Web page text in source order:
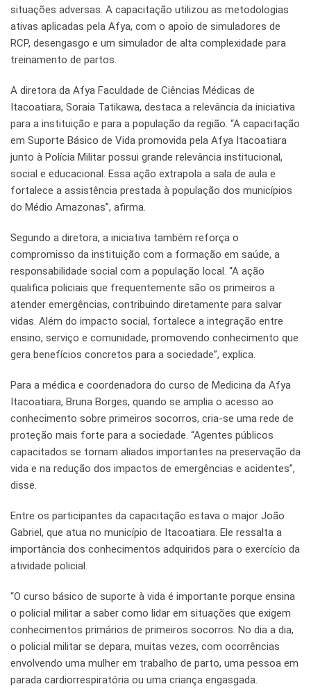
situações adversas. A capacitação utilizou as metodologias
ativas aplicadas pela Afya, com o apoio de simuladores de
RCP, desengasgo e um simulador de alta complexidade para
treinamento de partos.
A diretora da Afya Faculdade de Ciências Médicas de
Itacoatiara, Soraia Tatikawa, destaca a relevância da iniciativa
para a instituição e para a população da região. “A capacitação
em Suporte Básico de Vida promovida pela Afya Itacoatiara
junto à Polícia Militar possui grande relevância institucional,
social e educacional. Essa ação extrapola a sala de aula e
fortalece a assistência prestada à população dos municípios
do Médio Amazonas”, afirma.
Segundo a diretora, a iniciativa também reforça o
compromisso da instituição com a formação em saúde, a
responsabilidade social com a população local. “A ação
qualifica policiais que frequentemente são os primeiros a
atender emergências, contribuindo diretamente para salvar
vidas. Além do impacto social, fortalece a integração entre
ensino, serviço e comunidade, promovendo conhecimento que
gera benefícios concretos para a sociedade”, explica.
Para a médica e coordenadora do curso de Medicina da Afya
Itacoatiara, Bruna Borges, quando se amplia o acesso ao
conhecimento sobre primeiros socorros, cria-se uma rede de
proteção mais forte para a sociedade. “Agentes públicos
capacitados se tornam aliados importantes na preservação da
vida e na redução dos impactos de emergências e acidentes”,
disse.
Entre os participantes da capacitação estava o major João
Gabriel, que atua no município de Itacoatiara. Ele ressalta a
importância dos conhecimentos adquiridos para o exercício da
atividade policial.
“O curso básico de suporte à vida é importante porque ensina
o policial militar a saber como lidar em situações que exigem
conhecimentos primários de primeiros socorros. No dia a dia,
o policial militar se depara, muitas vezes, com ocorrências
envolvendo uma mulher em trabalho de parto, uma pessoa em
parada cardiorrespiratória ou uma criança engasgada.